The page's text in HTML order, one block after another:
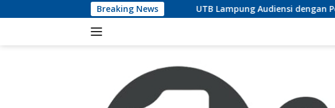
ke
Breaking News UTB Lampung Audiensi dengan